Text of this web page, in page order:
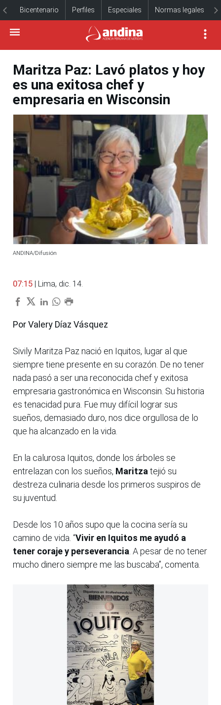
Bicentenario Perfiles Especiales Normas legales
Maritza Paz: Lavó platos y hoy
es una exitosa chef y
empresaria en Wisconsin
ANDINA/Difusión
07:15 | Lima, dic. 14.
Por Valery Díaz Vásquez
Sivily Maritza Paz nació en Iquitos, lugar al que
siempre tiene presente en su corazón. De no tener
nada pasó a ser una reconocida chef y exitosa
empresaria gastronómica en Wisconsin. Su historia
es tenacidad pura. Fue muy difícil lograr sus
sueños, demasiado duro, nos dice orgullosa de lo
que ha alcanzado en la vida.
En la calurosa Iquitos, donde los árboles se
entrelazan con los sueños, Maritza tejió su
destreza culinaria desde los primeros suspiros de
su juventud.
Desde los 10 años supo que la cocina sería su
camino de vida. “Vivir en Iquitos me ayudó a
tener coraje y perseverancia . A pesar de no tener
mucho dinero siempre me las buscaba”, comenta.